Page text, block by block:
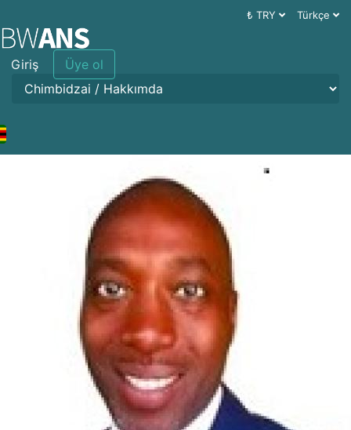
₺ TRY Türkçe
Giriş Üye ol